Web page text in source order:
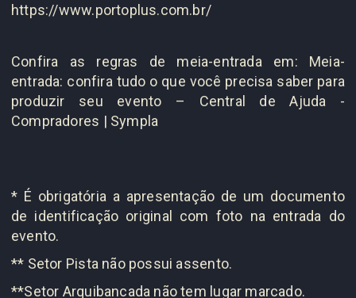
https://www.portoplus.com.br/
Confira as regras de meia-entrada em: Meia-
entrada: confira tudo o que você precisa saber para
produzir seu evento – Central de Ajuda -
Compradores | Sympla
* É obrigatória a apresentação de um documento
de identificação original com foto na entrada do
evento.
** Setor Pista não possui assento.
**Setor Arquibancada não tem lugar marcado.